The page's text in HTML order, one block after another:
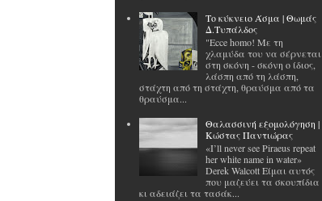
Το κύκνειο Άσμα | Θωμάς
Δ.Τυπάλδος
"Ecce homo! Με τη
χλαμύδα του να σέρνεται
στη σκόνη - σκόνη ο ίδιος,
λάσπη από τη λάσπη,
στάχτη από τη στάχτη, θραύσμα από τα
θραύσμα...
Θαλασσινή εξομολόγηση |
Κώστας Παντιώρας
«I’ll never see Piraeus repeat
her white name in water»
Derek Walcott Είμαι αυτός
που μαζεύει τα σκουπίδια
κι αδειάζει τα τασάκ...